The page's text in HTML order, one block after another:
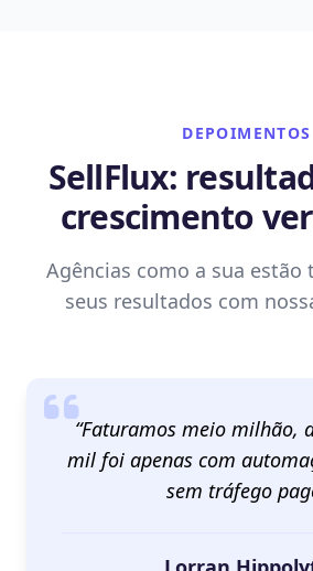
DEPOIMENTOS
SellFlux:
crescimento
Agências como a sua
seus resultados com
“Faturamos meio milhão,
mil foi apenas com
sem tráfego